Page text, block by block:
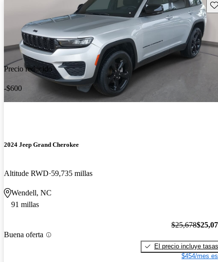
Precio reducido
-$600
2024 Jeep Grand Cherokee
Altitude RWD 59,735 millas
Wendell, NC
91 millas
Buena oferta
$25,678
El precio incluye tasas
$454/mes